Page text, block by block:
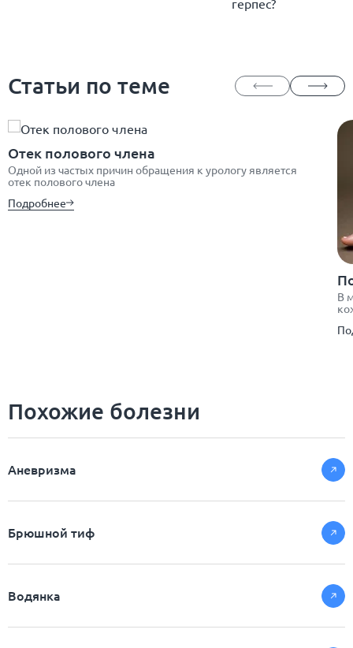
герпес?
Статьи по теме
Отек полового члена
Одной из частых причин обращения к урологу является
отек полового члена
Подробнее
В
Похожие болезни
Аневризма
Брюшной тиф
Водянка